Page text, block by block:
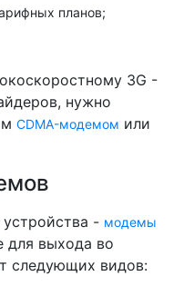
планов;
3G -
нужно
CDMA-модемом или
- модемы
для выхода во
следующих видов: